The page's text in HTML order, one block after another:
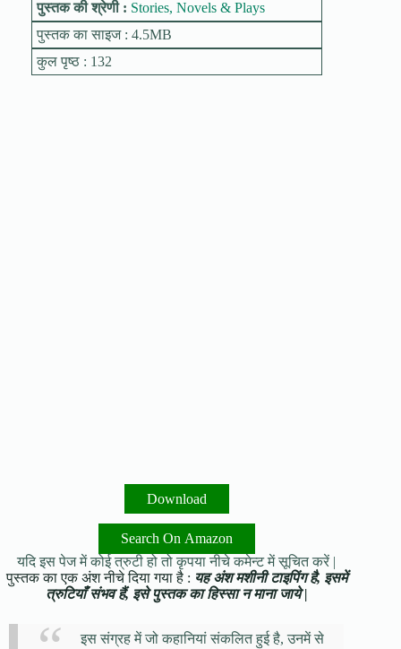
पुस्तक की श्रेणी : Stories, Novels & Plays
पुस्तक का साइज : 4.5MB
कुल पृष्ठ : 132
Download
Search On Amazon
यदि इस पेज में कोई त्रुटी हो तो कृपया नीचे कमेन्ट में सूचित करें |
पुस्तक का एक अंश नीचे दिया गया है : यह अंश मशीनी टाइपिंग है, इसमें
त्रुटियाँ संभव हैं, इसे पुस्तक का हिस्सा न माना जाये |
इस संग्रह में जो कहानियां संकलित हुई है, उनमें से